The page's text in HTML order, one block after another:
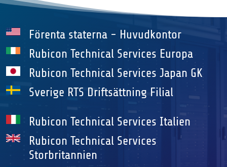
Förenta staterna - Huvudkontor
Rubicon Technical Services Europa
Rubicon Technical Services Japan GK
Sverige RTS Driftsättning Filial
Rubicon Technical Services Italien
Rubicon Technical Services
Storbritannien